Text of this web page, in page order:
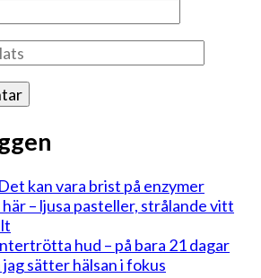
kan vara brist på enzymer
– ljusa pasteller, strålande vitt
hud – på bara 21 dagar
sätter hälsan i fokus